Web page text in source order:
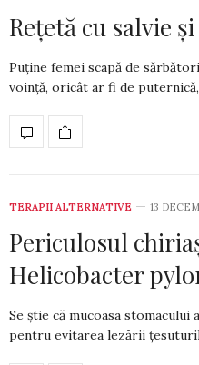
Rețetă cu salvie
Puține femei scapă de
voință, oricât ar fi de
TERAPII ALTERNATIVE 13
Periculosul
Helicobacter
Se știe că mucoasa
pentru evitarea leză­rii